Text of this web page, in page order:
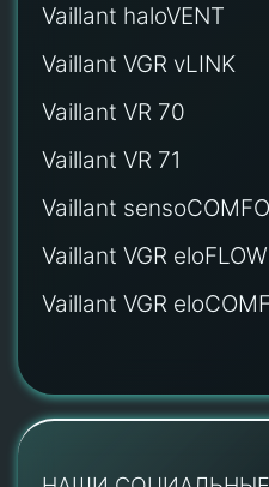
Vaillant haloVENT
Vaillant VGR vLINK
Vaillant VR 70
Vaillant VR 71
Vaillant
Vaillant VGR eloFLOW
Vaillant VGR